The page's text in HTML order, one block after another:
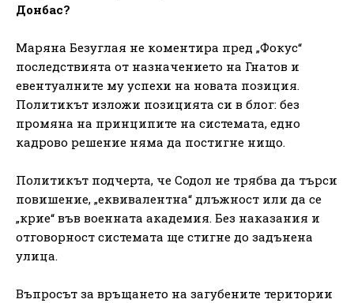
Донбас?
Маряна Безуглая не коментира пред „Фокус“
последствията от назначението на Гнатов и
евентуалните му успехи на новата позиция.
Политикът изложи позицията си в блог: без
промяна на принципите на системата, едно
кадрово решение няма да постигне нищо.
Политикът подчерта, че Содол не трябва да търси
повишение, „еквивалентна“ длъжност или да се
„крие“ във военната академия. Без наказания и
отговорност системата ще стигне до задънена
улица.
Въпросът за връщането на загубените територии